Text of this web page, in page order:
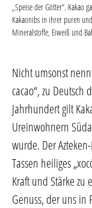
„Speise der Götter“. Kakao
Kakaonibs in ihrer puren
Mineralstoffe, Eiweiß und
Nicht umsonst
cacao“, zu Deutsch
Jahrhundert gilt
Ureinwohnern
wurde. Der
Tassen heiliges
Kraft und Stärke
Genuss, der uns in